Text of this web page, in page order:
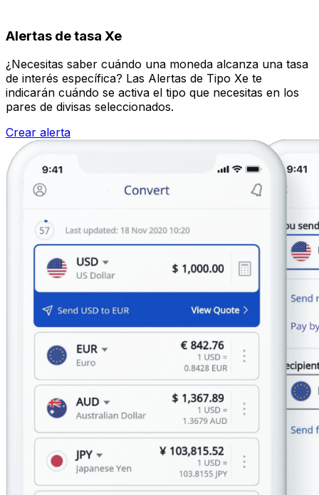
Alertas de tasa Xe
¿Necesitas saber cuándo una moneda alcanza una tasa
de interés específica? Las Alertas de Tipo Xe te
indicarán cuándo se activa el tipo que necesitas en los
pares de divisas seleccionados.
Crear alerta